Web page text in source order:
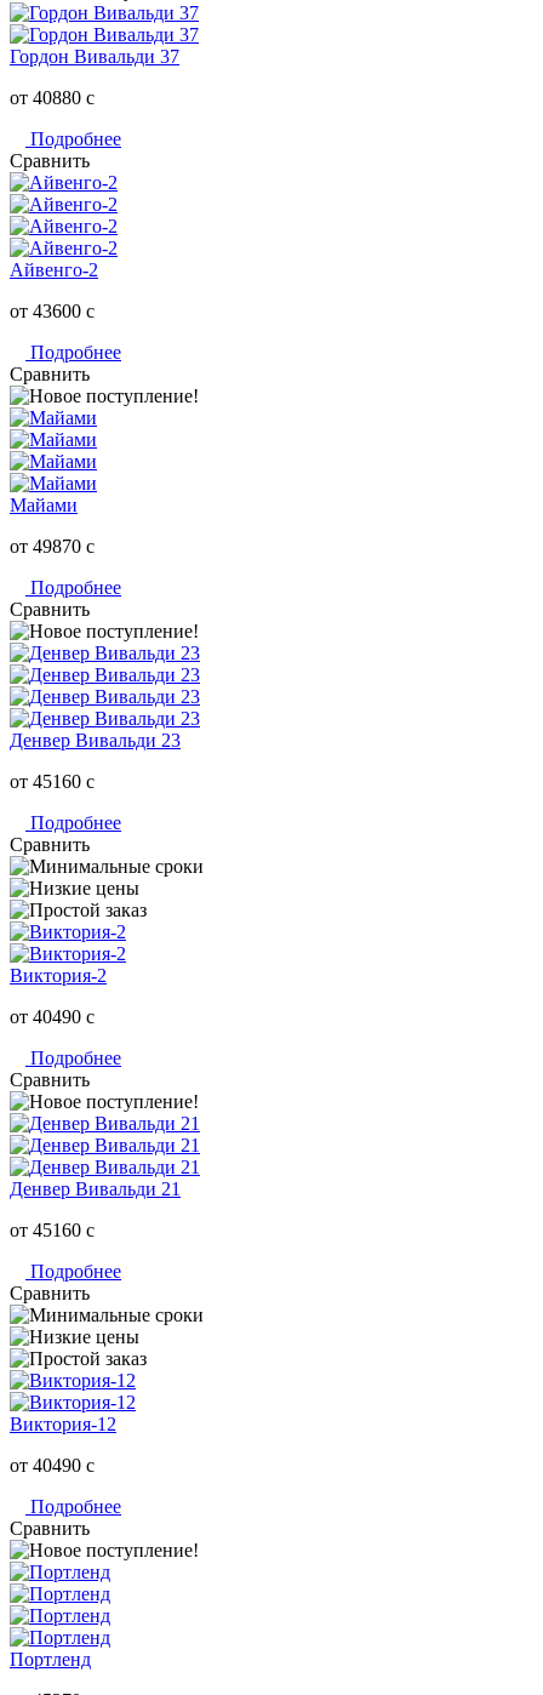
Гордон Вивальди 37
от 40880 c
Подробнее
Сравнить
Айвенго-2
от 43600 c
Подробнее
Сравнить
Майами
от 49870 c
Подробнее
Сравнить
Денвер Вивальди 23
от 45160 c
Подробнее
Сравнить
Виктория-2
от 40490 c
Подробнее
Сравнить
Денвер Вивальди 21
от 45160 c
Подробнее
Сравнить
Виктория-12
от 40490 c
Подробнее
Сравнить
Портленд